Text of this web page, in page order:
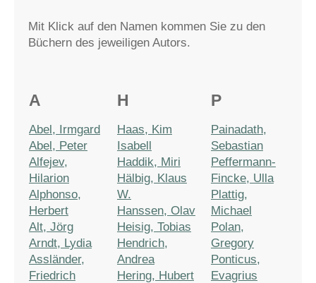
Mit Klick auf den Namen kommen Sie zu den
Büchern des jeweiligen Autors.
A
Abel, Irmgard
Abel, Peter
Alfejev,
Hilarion
Alphonso,
Herbert
Alt, Jörg
Arndt, Lydia
Assländer,
Friedrich
H
Haas, Kim
Isabell
Haddik, Miri
Hälbig, Klaus
W.
Hanssen, Olav
Heisig, Tobias
Hendrich,
Andrea
Hering, Hubert
P
Painadath,
Sebastian
Peffermann-
Fincke, Ulla
Plattig,
Michael
Polan,
Gregory
Ponticus,
Evagrius